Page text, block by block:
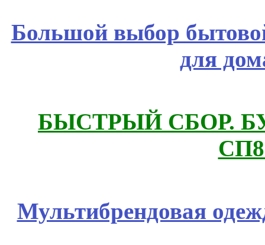
Большой выбор
для
БЫСТРЫЙ СБОР.
Мультибрендовая